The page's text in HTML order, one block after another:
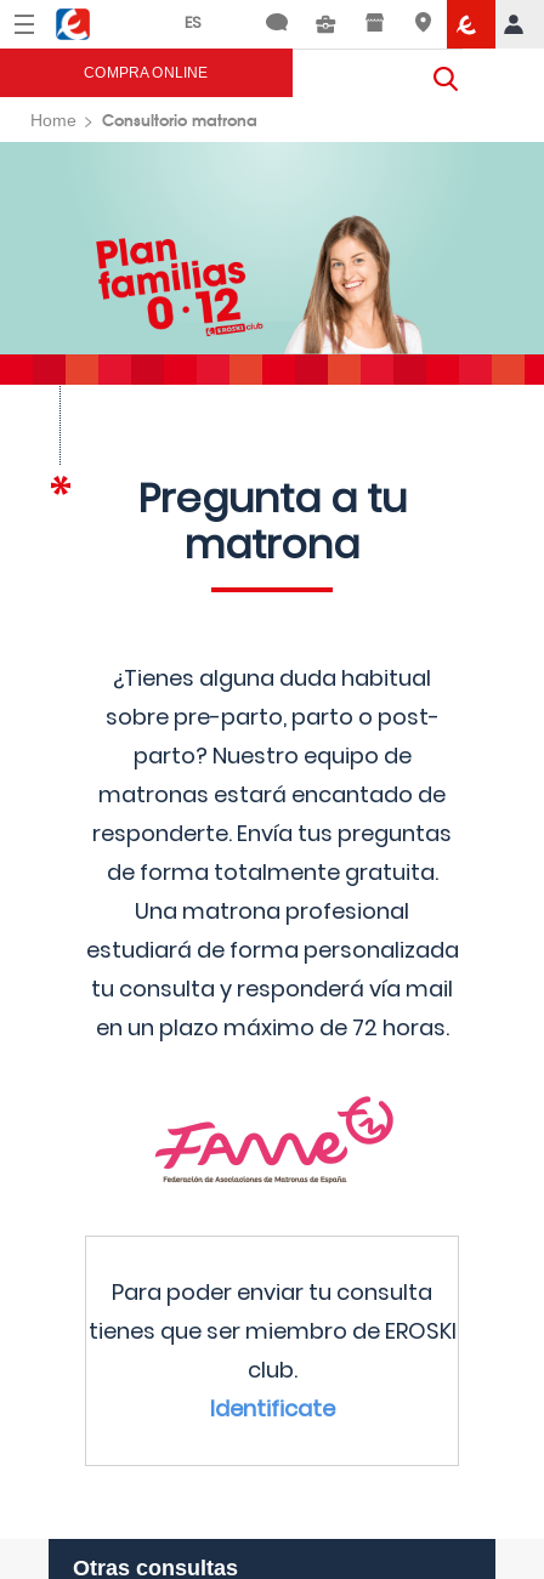
Menú Eroski
COMPRA ONLINE
Home Consultorio matrona
Pregunta a tu
matrona
¿Tienes alguna duda habitual
sobre pre-parto, parto o post-
parto? Nuestro equipo de
matronas estará encantado de
responderte. Envía tus preguntas
de forma totalmente gratuita.
Una matrona profesional
estudiará de forma personalizada
tu consulta y responderá vía mail
en un plazo máximo de 72 horas.
Para poder enviar tu consulta
tienes que ser miembro de EROSKI
club.
Identificate
Otras consultas